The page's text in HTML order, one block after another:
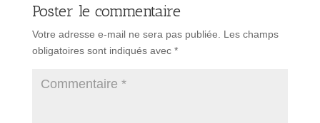
Poster le commentaire
Votre adresse e-mail ne sera pas publiée.
Les champs
obligatoires sont indiqués avec *